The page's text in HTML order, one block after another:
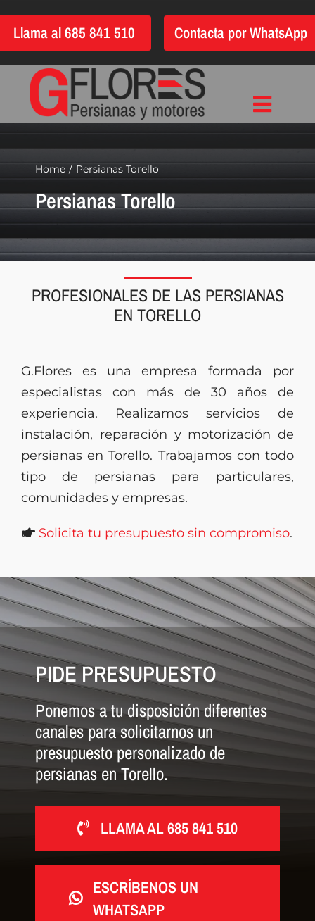
contenido
Llama al 685 841 510 Contacta por WhatsApp
Toggle
Instalación
Reparación
Motorización
Automatización
Home Persianas Torello
Persianas Torello
PROFESIONALES DE LAS PERSIANAS
EN TORELLO
G.Flores es una empresa formada por
especialistas con más de 30 años de
experiencia. Realizamos servicios de
instalación, reparación y motorización de
persianas en Torello. Trabajamos con todo
tipo de persianas para particulares,
comunidades y empresas.
Solicita tu presupuesto sin compromiso.
PIDE PRESUPUESTO
Ponemos a tu disposición diferentes
canales para solicitarnos un
presupuesto personalizado de
persianas en Torello.
LLAMA AL 685 841 510
ESCRÍBENOS UN
WHATSAPP